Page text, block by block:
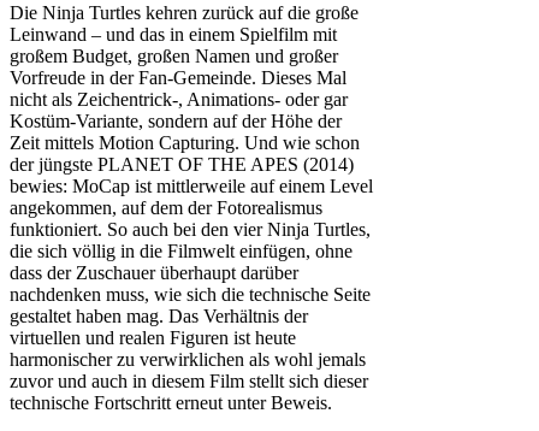
Die Ninja Turtles kehren zurück auf die große
Leinwand – und das in einem Spielfilm mit
großem Budget, großen Namen und großer
Vorfreude in der Fan-Gemeinde. Dieses Mal
nicht als Zeichentrick-, Animations- oder gar
Kostüm-Variante, sondern auf der Höhe der
Zeit mittels Motion Capturing. Und wie schon
der jüngste PLANET OF THE APES (2014)
bewies: MoCap ist mittlerweile auf einem Level
angekommen, auf dem der Fotorealismus
funktioniert. So auch bei den vier Ninja Turtles,
die sich völlig in die Filmwelt einfügen, ohne
dass der Zuschauer überhaupt darüber
nachdenken muss, wie sich die technische Seite
gestaltet haben mag. Das Verhältnis der
virtuellen und realen Figuren ist heute
harmonischer zu verwirklichen als wohl jemals
zuvor und auch in diesem Film stellt sich dieser
technische Fortschritt erneut unter Beweis.